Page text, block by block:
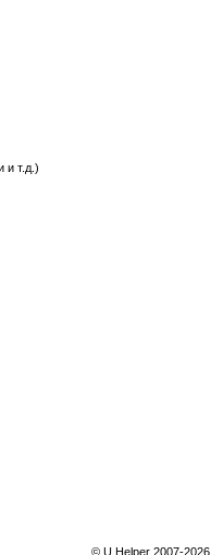
и т.д.)
© U.Helper 2007-2026